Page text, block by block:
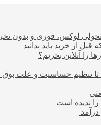
تحولی لوکس، فوری و بدون
از خرید باید بدانید
را آنلاین بخریم؟
تا تنظیم حساسیت و علت بوق
ندیده است